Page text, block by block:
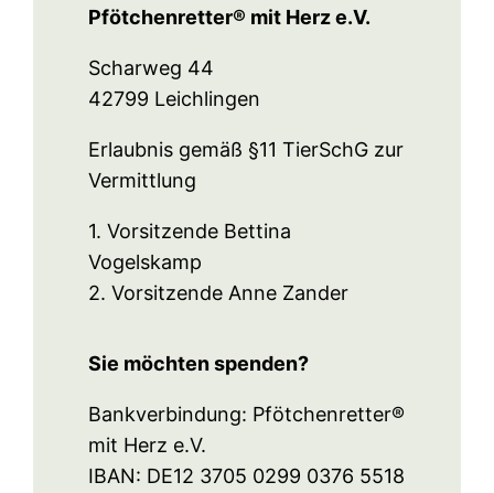
Pfötchenretter® mit Herz e.V.
Scharweg 44
42799 Leichlingen
Erlaubnis gemäß §11 TierSchG zur
Vermittlung
1. Vorsitzende Bettina
Vogelskamp
2. Vorsitzende Anne Zander
Sie möchten spenden?
Bankverbindung: Pfötchenretter®
mit Herz e.V.
IBAN: DE12 3705 0299 0376 5518